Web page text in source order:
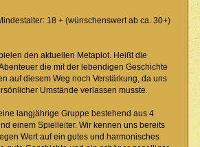
18 + (wünschenswert ab ca. 30+)
den aktuellen Metaplot. Heißt die
die mit der lebendigen Geschichte
auf diesem Weg noch Verstärkung, da uns
Umstände verlassen musste.
langjährige Gruppe bestehend aus 4
einem Spielleiter. Wir kennen uns bereits
Wert auf ein gutes und harmonisches